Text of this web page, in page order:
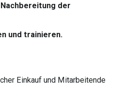
der
und trainieren.
Einkauf und Mitarbeitende